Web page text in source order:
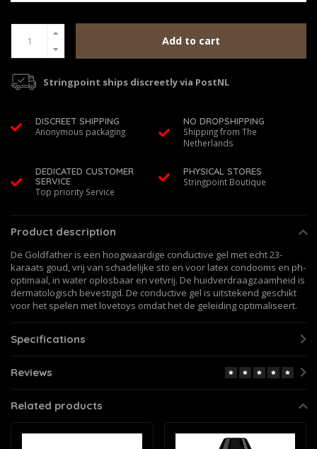
Add to cart
Stringpoint ships discreetly via PostNL
DISCREET SHIPPING
Anonymous packaging
NO DROPSHIPPING
Shipping from The
Netherlands
DEDICATED CUSTOMER
SERVICE
Top priority Service
PHYSICAL STORES
Stringpoint Boutique
Product description
De Goldfather is een hoogwaardige conductive gel met echt 23-
karaats goud, vrij van schadelijke sto en voor latex condooms en ph-
optimaal, in water oplosbaar en vetvrij. De huidverdraagzaamheid is
dermatologisch bevestigd. De conductive gel is uitstekend geschikt
voor het spelen met lovetoys omdat het de geleiding optimaliseert.
Specifications
Reviews
Related products